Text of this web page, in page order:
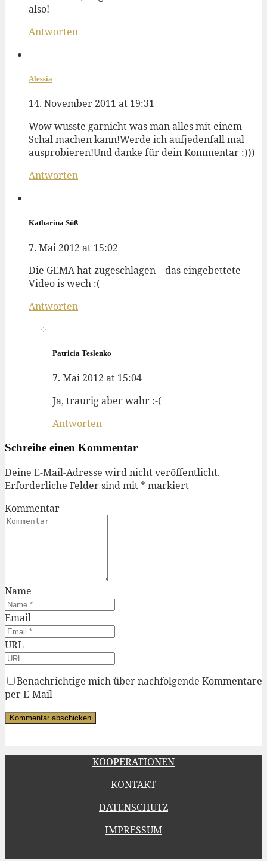
also!
Antworten
Alessia
14. November 2011 at 19:31
Wow wusste garnicht was man alles mit einem
Schal machen kann!Werde ich aufjedenfall mal
ausprobieren!Und danke für dein Kommentar :)))
Antworten
Katharina Süß
7. Mai 2012 at 15:02
Die GEMA hat zugeschlagen – das eingebettete
Video is wech :(
Antworten
Patricia Teslenko
7. Mai 2012 at 15:04
Ja, traurig aber wahr :-(
Antworten
Schreibe einen Kommentar
Deine E-Mail-Adresse wird nicht veröffentlicht.
Erforderliche Felder sind mit * markiert
Kommentar
Name
Email
URL
Benachrichtige mich über nachfolgende Kommentare
per E-Mail
KOOPERATIONEN
KONTAKT
DATENSCHUTZ
IMPRESSUM